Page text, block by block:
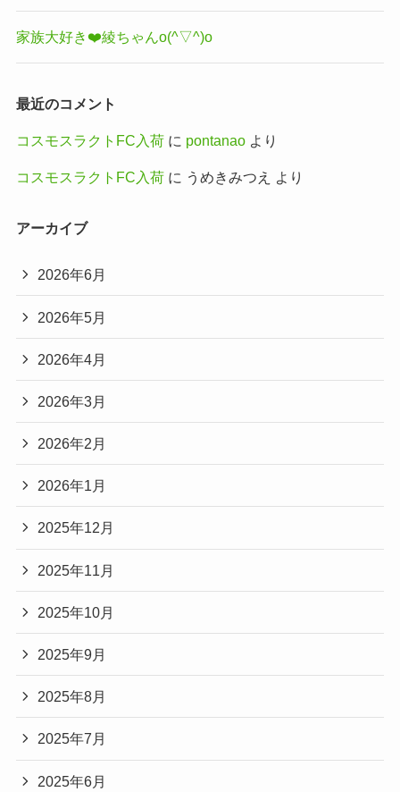
家族大好き❤️綾ちゃんo(^▽^)o
最近のコメント
コスモスラクトFC入荷に pontanaoより
コスモスラクトFC入荷に うめきみつえ より
アーカイブ
2026年6月
2026年5月
2026年4月
2026年3月
2026年2月
2026年1月
2025年12月
2025年11月
2025年10月
2025年9月
2025年8月
2025年7月
2025年6月